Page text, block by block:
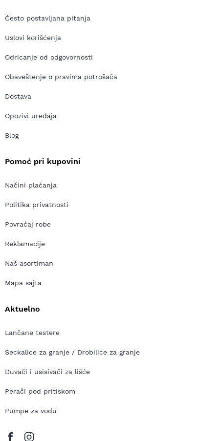
Često postavljana pitanja
Uslovi korišćenja
Odricanje od odgovornosti
Obaveštenje o pravima potrošača
Dostava
Opozivi uređaja
Blog
Pomoć pri kupovini
Načini plaćanja
Politika privatnosti
Povraćaj robe
Reklamacije
Naš asortiman
Mapa sajta
Aktuelno
Lančane testere
Seckalice za granje / Drobilice za granje
Duvači i usisivači za lišće
Perači pod pritiskom
Pumpe za vodu